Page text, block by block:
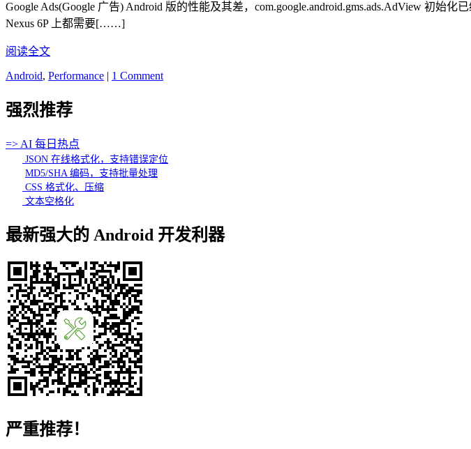
Google Ads(Google 广告) Android 版的性能及其差，com.google.android.gms.ads.AdView 初始
Nexus 6P 上都需要[……]
阅读全文
Android, Performance | 1 Comment
强烈推荐
=> AI 每日热点
JSON 在线格式化，支持错误定位
MD5/SHA 编码，支持批量处理
CSS 格式化、压缩
文本空格化
最新强大的 Android 开发利器
严重推荐！